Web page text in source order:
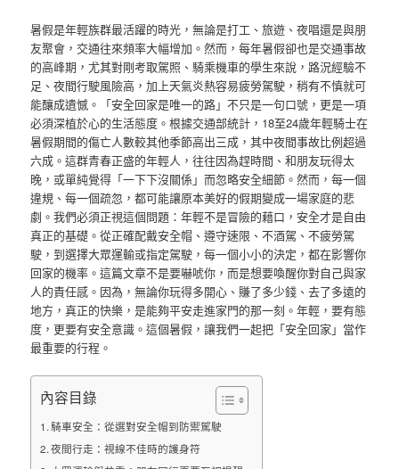
暑假是年輕族群最活躍的時光，無論是打工、旅遊、夜唱還是與朋
友聚會，交通往來頻率大幅增加。然而，每年暑假卻也是交通事故
的高峰期，尤其對剛考取駕照、騎乘機車的學生來說，路況經驗不
足、夜間行駛風險高，加上天氣炎熱容易疲勞駕駛，稍有不慎就可
能釀成遺憾。「安全回家是唯一的路」不只是一句口號，更是一項
必須深植於心的生活態度。根據交通部統計，18至24歲年輕騎士在
暑假期間的傷亡人數較其他季節高出三成，其中夜間事故比例超過
六成。這群青春正盛的年輕人，往往因為趕時間、和朋友玩得太
晚，或單純覺得「一下下沒關係」而忽略安全細節。然而，每一個
違規、每一個疏忽，都可能讓原本美好的假期變成一場家庭的悲
劇。我們必須正視這個問題：年輕不是冒險的藉口，安全才是自由
真正的基礎。從正確配戴安全帽、遵守速限、不酒駕、不疲勞駕
駛，到選擇大眾運輸或指定駕駛，每一個小小的決定，都在影響你
回家的機率。這篇文章不是要嚇唬你，而是想要喚醒你對自己與家
人的責任感。因為，無論你玩得多開心、賺了多少錢、去了多遠的
地方，真正的快樂，是能夠平安走進家門的那一刻。年輕，要有態
度，更要有安全意識。這個暑假，讓我們一起把「安全回家」當作
最重要的行程。
內容目錄
騎車安全：從選對安全帽到防禦駕駛
夜間行走：視線不佳時的護身符